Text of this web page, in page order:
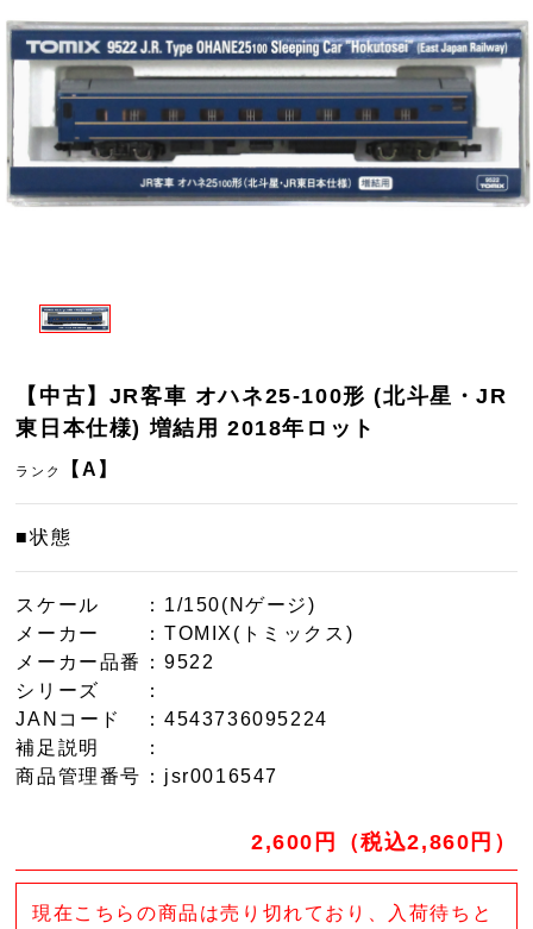
【中古】JR客車 オハネ25-100形 (北斗星・JR
東日本仕様) 増結用 2018年ロット
ランク 【A】
■状態
スケール
：1/150(Nゲージ)
メーカー
：TOMIX(トミックス)
メーカー品番
：9522
シリーズ
：
JANコード
：4543736095224
補足説明
：
商品管理番号 ：jsr0016547
2,600円（税込2,860円）
現在こちらの商品は売り切れており、入荷待ちと